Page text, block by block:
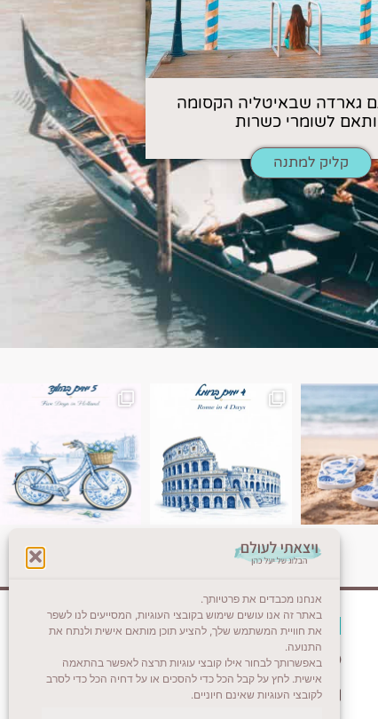
אנחנו מכבדים את פרטיותך.
באתר זה אנו עושים שימוש בקובצי העוגיות, המסייעים לנו לשפר
את חוויית המשתמש שלך, להציע תוכן מותאם אישית ולנתח את
התנועה.
באפשרותך לבחור אילו קובצי עוגיות תרצה לאפשר בהתאמה
אישית. לחץ על קבל הכל כדי להסכים או על דחיה הכל כדי לסרב
לקובצי העוגיות שאינם חיוניים.
גארדה שבאיטליה הקסומה
לשומרי כשרות
קליק למתנה
היא אחת Instagram post
צרו קשר (לא בשבת)
לשליחת הודעת וואטסאפ
veyatsati.laolam@gmail.com